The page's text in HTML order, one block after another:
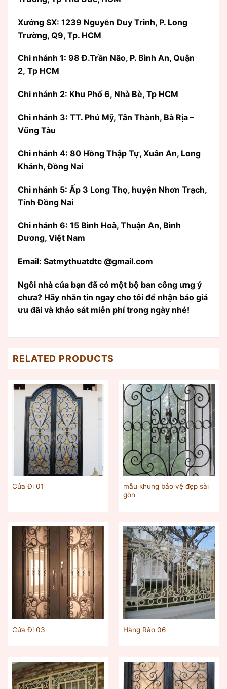
Xưởng SX: 1239 Nguyễn Duy Trinh, P. Long
Trường, Q9, Tp. HCM
Chi nhánh 1: 98 Đ.Trần Não, P. Bình An, Quận
2, Tp HCM
Chi nhánh 2: Khu Phố 6, Nhà Bè, Tp HCM
Chi nhánh 3: TT. Phú Mỹ, Tân Thành, Bà Rịa –
Vũng Tàu
Chi nhánh 4: 80 Hồng Thập Tự, Xuân An, Long
Khánh, Đồng Nai
Chi nhánh 5: Ấp 3 Long Thọ, huyện Nhơn Trạch,
Tỉnh Đồng Nai
Chi nhánh 6: 15 Bình Hoà, Thuận An, Bình
Dương, Việt Nam
Email: Satmythuatdtc @gmail.com
Ngôi nhà của bạn đã có một bộ ban công ưng ý
chưa? Hãy nhắn tin ngay cho tôi để nhận báo giá
ưu đãi và khảo sát miễn phí trong ngày nhé!
RELATED PRODUCTS
Cửa Đi 01
mẫu khung bảo vệ đẹp sài
gòn
Cửa Đi 03 Hàng Rào 06